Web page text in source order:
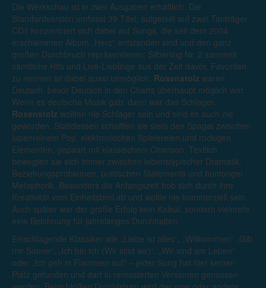
Die Werkschau ist in zwei Ausgaben erhältlich. Die
Standardversion umfasst 39 Titel, aufgeteilt auf zwei Tonträger.
CD1 konzentriert sich dabei auf Songs, die seit dem 2004
erschienenen Album „Herz“ entstanden sind und den ganz
großen Durchbruch repräsentieren; Silberling Nr. 2 sammelt
sämtliche Hits und Live-Lieblinge aus der Zeit davor. Favoriten
zu nennen ist dabei quasi unmöglich. Rosenstolz waren
Deutsch, bevor Deutsch in den Charts überhaupt möglich war.
Wenn es deutsche Musik gab, dann war das Schlager.
Rosenstolz wollten nie Schlager sein und sind es auch nie
geworden. Stattdessen schafften sie stets den Spagat zwischen
lupenreinem Pop, elektronischen Spielereien und rockigen
Elementen, gepaart mit klassischem Chanson. Textlich
bewegten sie sich immer zwischen lebenstypischer Dramatik,
Beziehungsproblemen, politischen Statements und humoriger
Metaphorik. Besonders die Anfangszeit hob sich durch ihre
Kreativität vom Einheitsbrei ab und wollte nie kommerziell sein.
Auch später war der große Erfolg kein Kalkül, sondern vielmehr
eine Belohnung für jahrelanges Durchhalten.
Einschlagende Klassiker wie „Liebe ist alles“, „Willkommen“ „Gib
mir Sonne“, „Ich bin ich (Wir sind wir)“, „Wir sind am Leben“
oder „Ich geh in Flammen auf“ – jeder Song hat hier seinen
Platz gefunden und darf in remasterten Versionen genossen